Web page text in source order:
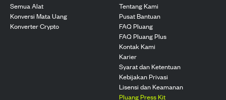
Semua Alat
Konversi Mata Uang
Konverter Crypto
Tentang Kami
Pusat Bantuan
FAQ Pluang
FAQ Pluang Plus
Kontak Kami
Karier
Syarat dan Ketentuan
Kebijakan Privasi
Lisensi dan Keamanan
Pluang Press Kit